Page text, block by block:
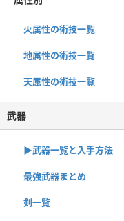
火属性の術技一覧
地属性の術技一覧
天属性の術技一覧
武器
▶︎武器一覧と入手方法
最強武器まとめ
剣一覧